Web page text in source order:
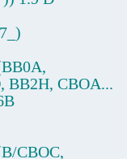
BB2H, CBOA...
CBOC,